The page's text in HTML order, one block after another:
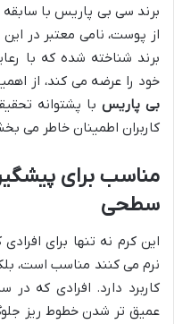
برند سی بی پاریس با
از پوست، نامی معتبر در
برند شناخته شده که با
خود را عرضه می کند، از
بی پاریس با پشتوانه
کاربران اطمینان خاطر می
مناسب برای
سطحی
این کرم نه تنها برای
نرم می کنند مناسب است،
کاربرد دارد. افرادی که در
عمیق تر شدن خطوط ریز